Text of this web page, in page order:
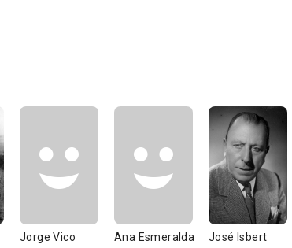
Jorge Vico Ana Esmeralda José Isbert